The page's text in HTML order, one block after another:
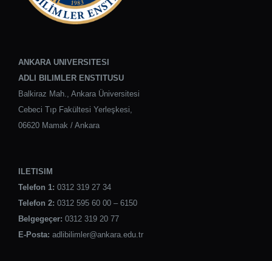
ANKARA UNIVERSITESI
ADLI BILIMLER ENSTITUSU
Balkiraz Mah., Ankara Üniversitesi
Cebeci Tıp Fakültesi Yerleşkesi,
06620 Mamak / Ankara
ILETISIM
Telefon 1: 0312 319 27 34
Telefon 2: 0312 595 60 00 – 6150
Belgegeçer: 0312 319 20 77
E-Posta: adlibilimler@ankara.edu.tr